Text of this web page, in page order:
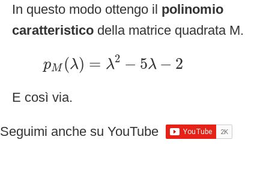
In questo modo ottengo il polinomio
caratteristico della matrice quadrata M.
pM (λ) = λ2 − 5λ − 2
pM( =λ2 5λ −
E così via.
Seguimi anche su YouTube